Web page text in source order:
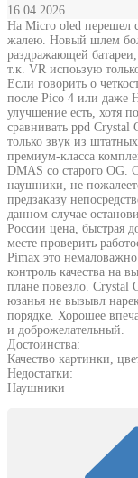
16.04.2026
На Micro oled перешел
жалею. Новый шлем
раздражающей
т.к. VR испоьзую
Если говорить о
после Pico 4 или даже
улучшение есть, хотя
сравнивать ppd
только звук из
премиум-класса
DMAS со старого OG.
наушники, не
предзаказу
данном случае
России цена, быстрая
месте проверить
Pimax это
контроль качества на
плане повезло. Crystal
юзанья не вызывл
порядке. Хорошее
и доброжелательный.
Достоинства:
Качество картинки,
Недостатки:
Наушники